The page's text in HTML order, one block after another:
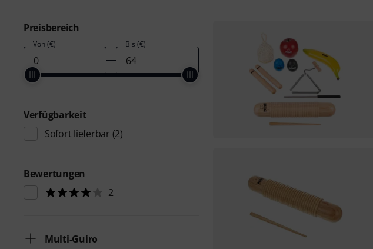
Preisbereich
Von (€) Bis (€)
Verfügbarkeit
Sofort lieferbar (2)
Bewertungen
2
Multi-Guiro